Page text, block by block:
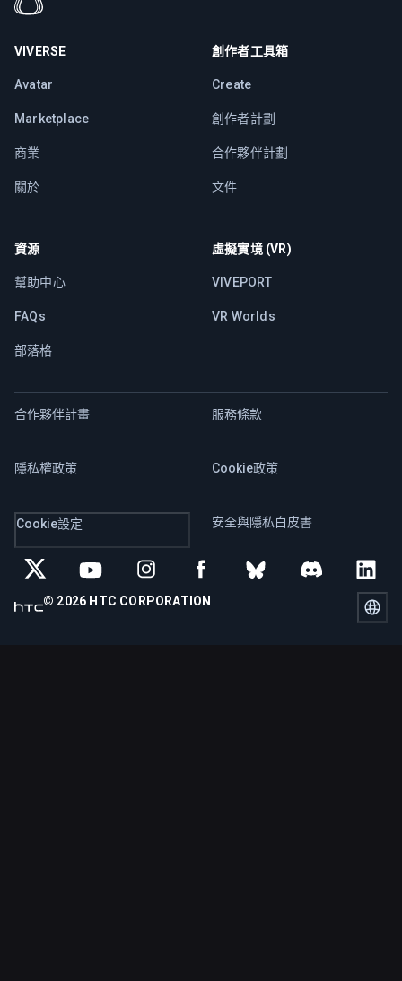
VIVERSE
Avatar
Marketplace
商業
關於
創作者工具箱
Create
創作者計劃
合作夥伴計劃
文件
資源
幫助中心
FAQs
部落格
虛擬實境 (VR)
VIVEPORT
VR Worlds
合作夥伴計畫 服務條款
隱私權政策 Cookie政策
Cookie設定 安全與隱私白皮書
© 2026 HTC CORPORATION